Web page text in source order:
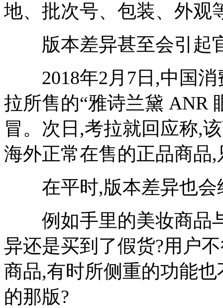
地、批次号、包装、外观
版本差异甚至会引起
2018年2月7日,中国消
拉所售的“雅诗兰黛 ANR
冒。次日,考拉就回应称,
海外正常在售的正品商品
在平时,版本差异也会
例如手里的美妆商品
异还是买到了假货?用户
商品,有时所侧重的功能
的那版?